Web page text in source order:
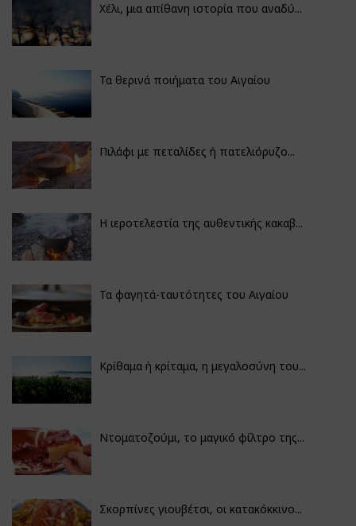
Χέλι, μια απίθανη ιστορία που αναδύ...
Τα θερινά ποιήματα του Αιγαίου
Πιλάφι με πεταλίδες ή πατελιόρυζο...
Η ιεροτελεστία της αυθεντικής κακαβ...
Τα φαγητά-ταυτότητες του Αιγαίου
Κρίθαμα ή κρίταμα, η μεγαλοσύνη του...
Ντοματοζούμι, το μαγικό φίλτρο της...
Σκορπίνες γιουβέτσι, οι κατακόκκινο...